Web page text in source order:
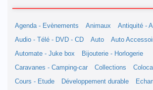
Agenda - Evènements Animaux
Antiquité -
Audio - Télé - DVD - CD
Auto
Auto
Automate - Juke box
Bijouterie - Horlogerie
Caravanes - Camping-car
Collections
Cours - Etude
Développement durable